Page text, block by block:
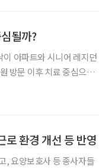
될까?
아파트와 시니어 레지던
방문 이후 치료 중심으로
로 환경 개선 등 반영
, 요양보호사 등 종사자들